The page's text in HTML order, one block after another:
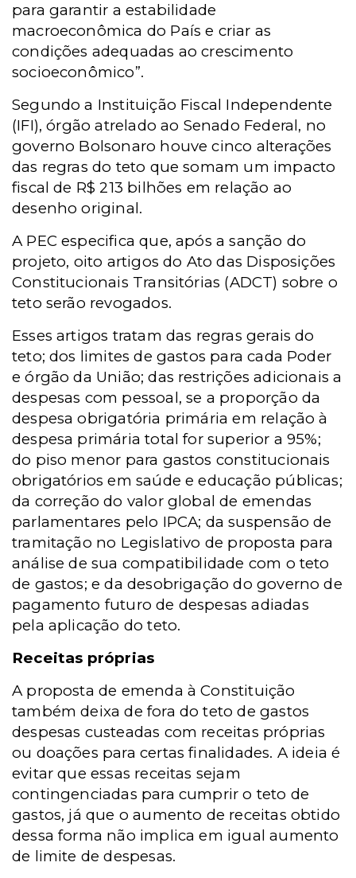
para garantir a estabilidade
macroeconômica do País e criar as
condições adequadas ao crescimento
socioeconômico”.
Segundo a Instituição Fiscal Independente
(IFI), órgão atrelado ao Senado Federal, no
governo Bolsonaro houve cinco alterações
das regras do teto que somam um impacto
fiscal de R$ 213 bilhões em relação ao
desenho original.
A PEC especifica que, após a sanção do
projeto, oito artigos do Ato das Disposições
Constitucionais Transitórias (ADCT) sobre o
teto serão revogados.
Esses artigos tratam das regras gerais do
teto; dos limites de gastos para cada Poder
e órgão da União; das restrições adicionais a
despesas com pessoal, se a proporção da
despesa obrigatória primária em relação à
despesa primária total for superior a 95%;
do piso menor para gastos constitucionais
obrigatórios em saúde e educação públicas;
da correção do valor global de emendas
parlamentares pelo IPCA; da suspensão de
tramitação no Legislativo de proposta para
análise de sua compatibilidade com o teto
de gastos; e da desobrigação do governo de
pagamento futuro de despesas adiadas
pela aplicação do teto.
Receitas próprias
A proposta de emenda à Constituição
também deixa de fora do teto de gastos
despesas custeadas com receitas próprias
ou doações para certas finalidades. A ideia é
evitar que essas receitas sejam
contingenciadas para cumprir o teto de
gastos, já que o aumento de receitas obtido
dessa forma não implica em igual aumento
de limite de despesas.